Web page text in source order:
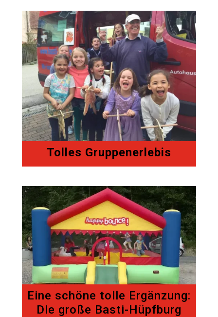
Tolles Gruppenerlebis
Eine schöne tolle Ergänzung:
Die große Basti-Hüpfburg